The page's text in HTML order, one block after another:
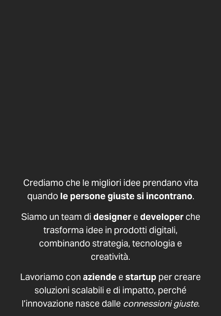
Crediamo che le migliori idee prendano vita
quando le persone giuste si incontrano.
Siamo un team di designeredeveloperche
trasforma idee in prodotti digitali,
combinando strategia, tecnologia e
creatività.
Lavoriamo con aziende estartup per creare
soluzioni scalabili e di impatto, perché
l’innovazione nasce dalle connessioni giuste.